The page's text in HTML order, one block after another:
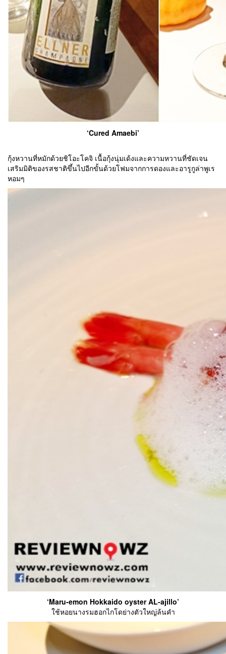
‘Cured Amaebi’
กุ้งหวานที่หมักด้วยชิโอะโคจิ เนื้อกุ้งนุ่มเด้งและความหวานที่ชัดเจน
เสริมมิติของรสชาติขึ้นไปอีกขั้นด้วยโฟมจากการดองและอารูกูล่าพูเร
หอมๆ
‘Maru-emon Hokkaido oyster AL-ajillo’
ใช้หอยนางรมฮอกไกโดย่างตัวใหญ่ล้นคำ